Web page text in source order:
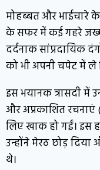
मोहब्बत और भाईचारे
के सफर में कई गहरे
दर्दनाक सांप्रदायिक
को भी अपनी चपेट में ले
इस भयानक त्रासदी
और अप्रकाशित
लिए खाक हो गईं। इस
उन्होंने मेरठ छोड़
थे।